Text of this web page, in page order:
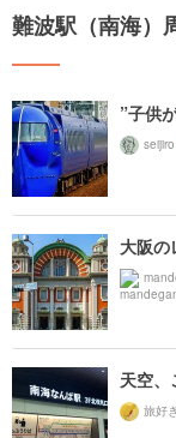
難波駅（南海）
”子供
seijiro
大阪の
天空、